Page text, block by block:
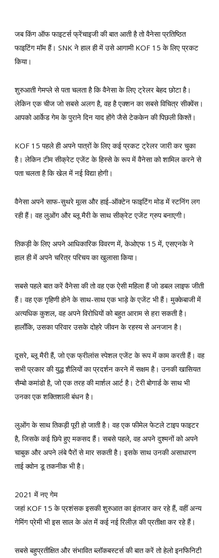
जब किंग ऑफ फाइटर्स फ्रेंचाइजी की बात आती है तो वैनेसा प्रतिष्ठित
फाइटिंग मॉम हैं। SNK ने हाल ही में उसे आगामी KOF 15 के लिए प्रकट
किया।
शुरुआती गेमप्ले से पता चलता है कि वैनेसा के लिए ट्रेलर बेहद छोटा है।
लेकिन एक चीज जो सबसे अलग है, वह है एक्शन का सबसे विचित्र सीक्वेंस।
आपको आर्केड गेम के पुराने दिन याद होंगे जैसे टेककेन की पिछली किश्तें।
KOF 15 पहले ही अपने पात्रों के लिए कई प्रकट ट्रेलर जारी कर चुका
है। लेकिन टीम सीक्रेट एजेंट के हिस्से के रूप में वैनेसा को शामिल करने से
पता चलता है कि खेल में नई विद्या होगी।
वैनेसा अपने साफ-सुथरे मूव्स और हाई-ऑक्टेन फाइटिंग मोड में स्टनिंग लग
रही हैं। वह लुओंग और ब्लू मैरी के साथ सीक्रेट एजेंट ग्रुप बनाएगी।
तिकड़ी के लिए अपने आधिकारिक विवरण में, केओएफ 15 में, एसएनके ने
हाल ही में अपने चरित्र परिचय का खुलासा किया।
सबसे पहले बात करें वैनेसा की तो वह एक ऐसी महिला हैं जो डबल लाइफ जीती
हैं। वह एक गृहिणी होने के साथ-साथ एक भाड़े के एजेंट भी हैं। मुक्केबाजी में
अत्यधिक कुशल, वह अपने विरोधियों को बहुत आराम से हरा सकती है।
हालाँकि, उसका परिवार उसके दोहरे जीवन के रहस्य से अनजान है।
दूसरे, ब्लू मैरी हैं, जो एक फ्रीलांस स्पेशल एजेंट के रूप में काम करती हैं। वह
सभी प्रकार की युद्ध शैलियों का प्रदर्शन करने में सक्षम है। उनकी खासियत
सैम्बो कमांडो है, जो एक तरह की मार्शल आर्ट है। टेरी बोगार्ड के साथ भी
उनका एक शक्तिशाली बंधन है।
लुओंग के साथ तिकड़ी पूरी हो जाती है। वह एक फीमेल फेटले टाइप फाइटर
है, जिसके कई छिपे हुए मकसद हैं। सबसे पहले, वह अपने दुश्मनों को अपने
चाबुक और अपने लंबे पैरों से मार सकती है। इसके साथ उनकी असाधारण
ताई क्वोन डू तकनीक भी है।
2021 में नए गेम
जहां KOF 15 के प्रशंसक इसकी शुरुआत का इंतजार कर रहे हैं, वहीं अन्य
गेमिंग प्रेमी भी इस साल के अंत में कई नई रिलीज़ की प्रतीक्षा कर रहे हैं।
सबसे बहुप्रतीक्षित और संभावित ब्लॉकबस्टर्स की बात करें तो हेलो इनफिनिटी